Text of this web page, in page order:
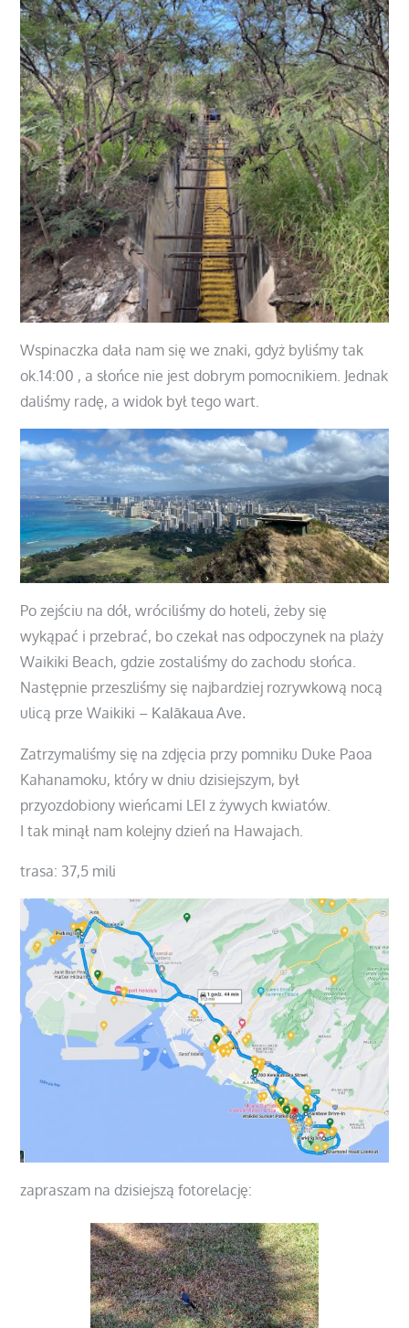
Wspinaczka dała nam się we znaki, gdyż byliśmy tak
ok.14:00 , a słońce nie jest dobrym pomocnikiem. Jednak
daliśmy radę, a widok był tego wart.
Po zejściu na dół, wróciliśmy do hoteli, żeby się
wykąpać i przebrać, bo czekał nas odpoczynek na plaży
Waikiki Beach, gdzie zostaliśmy do zachodu słońca.
Następnie przeszliśmy się najbardziej rozrywkową nocą
ulicą prze Waikiki – Kalākaua Ave.
Zatrzymaliśmy się na zdjęcia przy pomniku Duke Paoa
Kahanamoku, który w dniu dzisiejszym, był
przyozdobiony wieńcami LEI z żywych kwiatów.
I tak minął nam kolejny dzień na Hawajach.
trasa: 37,5 mili
zapraszam na dzisiejszą fotorelację: